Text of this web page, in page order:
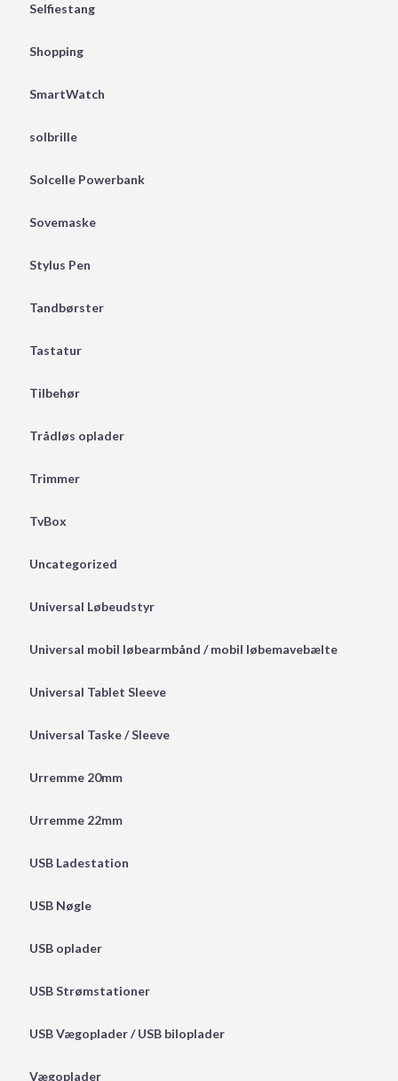
Selfiestang
Shopping
SmartWatch
solbrille
Solcelle Powerbank
Sovemaske
Stylus Pen
Tandbørster
Tastatur
Tilbehør
Trådløs oplader
Trimmer
TvBox
Uncategorized
Universal Løbeudstyr
Universal mobil løbearmbånd / mobil løbemavebælte
Universal Tablet Sleeve
Universal Taske / Sleeve
Urremme 20mm
Urremme 22mm
USB Ladestation
USB Nøgle
USB oplader
USB Strømstationer
USB Vægoplader / USB biloplader
Vægoplader